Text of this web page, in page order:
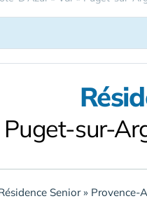
sur-
Senior» Provence-